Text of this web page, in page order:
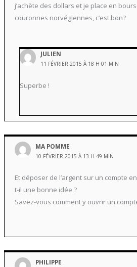
j’achète des dollars et je place en
couronnes norvégiennes, c’est bon?
JULIEN
11 FÉVRIER 2015 À 18 H 01 MIN
Superbe !
MA POMME
10 FÉVRIER 2015 À 13 H 49 MIN
Et déposer de l’argent sur un compte
t-il une bonne idée ?
Savez-vous comment y ouvrir un
PHILIPPE